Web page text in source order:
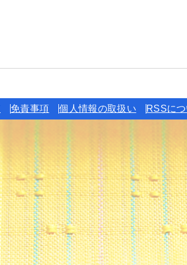
免責事項 個人情報の取扱い RSSに